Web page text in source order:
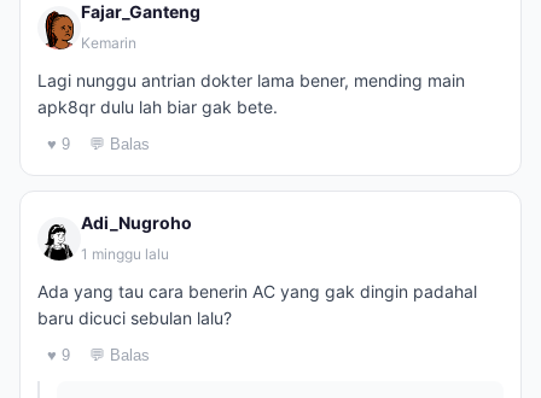
Fajar_Ganteng
Kemarin
Lagi nunggu antrian dokter lama bener, mending main
apk8qr dulu lah biar gak bete.
♥ 9 💬 Balas
Adi_Nugroho
1 minggu lalu
Ada yang tau cara benerin AC yang gak dingin padahal
baru dicuci sebulan lalu?
♥ 9 💬 Balas